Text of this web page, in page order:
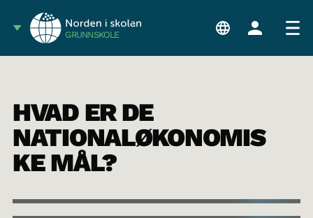
GRUNNSKOLE
HVAD ER DE
NATIONALØKONOMIS
KE MÅL?